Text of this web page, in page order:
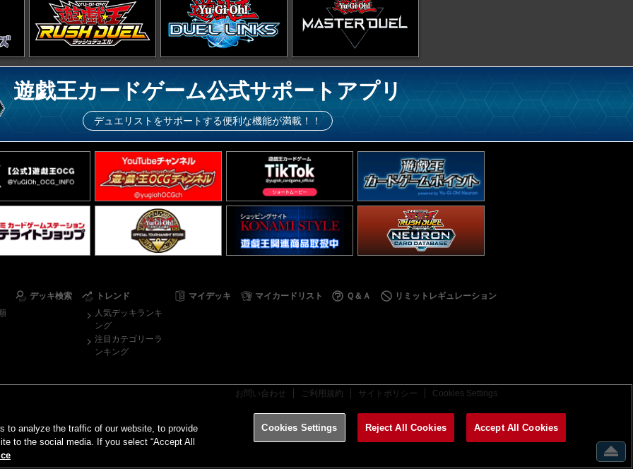
遊戯王カードゲーム公式サポートアプリ
デュエリストをサポートする便利な機能が満載！！
デッキ検索
トレンド
人気デッキランキ
ング
注目カテゴリーラ
ンキング
マイデッキ マイカードリスト Ｑ＆Ａ リミットレギュレーション
お問い合わせ ご利用規約 サイトポリシー Cookies Settings
to analyze the traffic of our website, to provide
to the social media. If you select “Accept All
Cookies Settings Reject All Cookies Accept All Cookies